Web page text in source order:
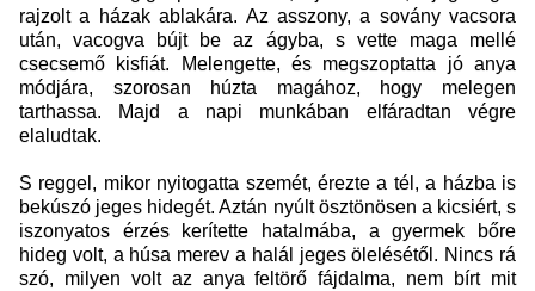
rajzolt a házak ablakára. Az asszony, a sovány vacsora
után, vacogva bújt be az ágyba, s vette maga mellé
csecsemő kisfiát. Melengette, és megszoptatta jó anya
módjára, szorosan húzta magához, hogy melegen
tarthassa. Majd a napi munkában elfáradtan végre
elaludtak.
S reggel, mikor nyitogatta szemét, érezte a tél, a házba is
bekúszó jeges hidegét. Aztán nyúlt ösztönösen a kicsiért, s
iszonyatos érzés kerítette hatalmába, a gyermek bőre
hideg volt, a húsa merev a halál jeges ölelésétől. Nincs rá
szó, milyen volt az anya feltörő fájdalma, nem bírt mit